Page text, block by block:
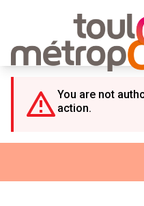
You are not
action.